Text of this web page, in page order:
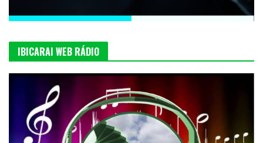
IBICARAI WEB RÁDIO